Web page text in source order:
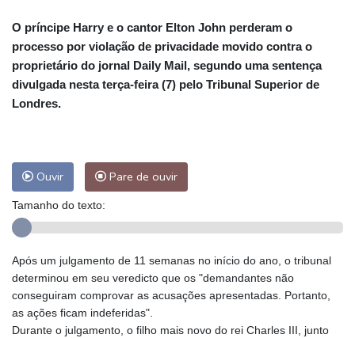
O príncipe Harry e o cantor Elton John perderam o
processo por violação de privacidade movido contra o
proprietário do jornal Daily Mail, segundo uma sentença
divulgada nesta terça-feira (7) pelo Tribunal Superior de
Londres.
Ouvir Pare de ouvir
Tamanho do texto:
Após um julgamento de 11 semanas no início do ano, o tribunal
determinou em seu veredicto que os "demandantes não
conseguiram comprovar as acusações apresentadas. Portanto,
as ações ficam indeferidas".
Durante o julgamento, o filho mais novo do rei Charles III, junto